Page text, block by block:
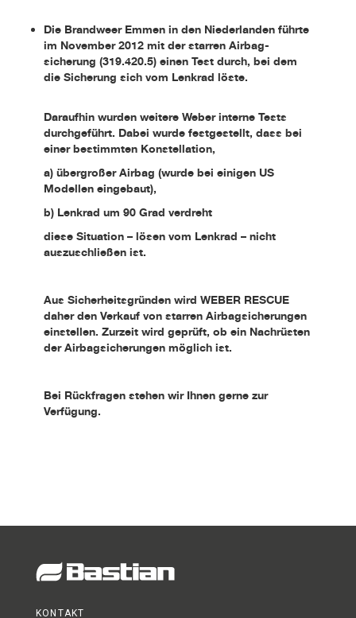
Die Brandweer Emmen in den Niederlanden führte
im November 2012 mit der starren Airbag-
sicherung (319.420.5) einen Test durch, bei dem
die Sicherung sich vom Lenkrad löste.
Daraufhin wurden weitere Weber interne Tests
durchgeführt. Dabei wurde festgestellt, dass bei
einer bestimmten Konstellation,
a) übergroßer Airbag (wurde bei einigen US
Modellen eingebaut),
b) Lenkrad um 90 Grad verdreht
diese Situation – lösen vom Lenkrad – nicht
auszuschließen ist.
Aus Sicherheitsgründen wird WEBER RESCUE
daher den Verkauf von starren Airbagsicherungen
einstellen. Zurzeit wird geprüft, ob ein Nachrüsten
der Airbagsicherungen möglich ist.
Bei Rückfragen stehen wir Ihnen gerne zur
Verfügung.
KONTAKT